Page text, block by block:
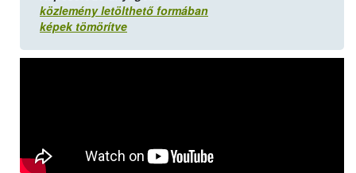
közlemény letölthető formában
képek tömörítve